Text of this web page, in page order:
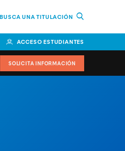
BUSCA UNA TITULACIÓN
ACCESO ESTUDIANTES
SOLICITA INFORMACIÓN